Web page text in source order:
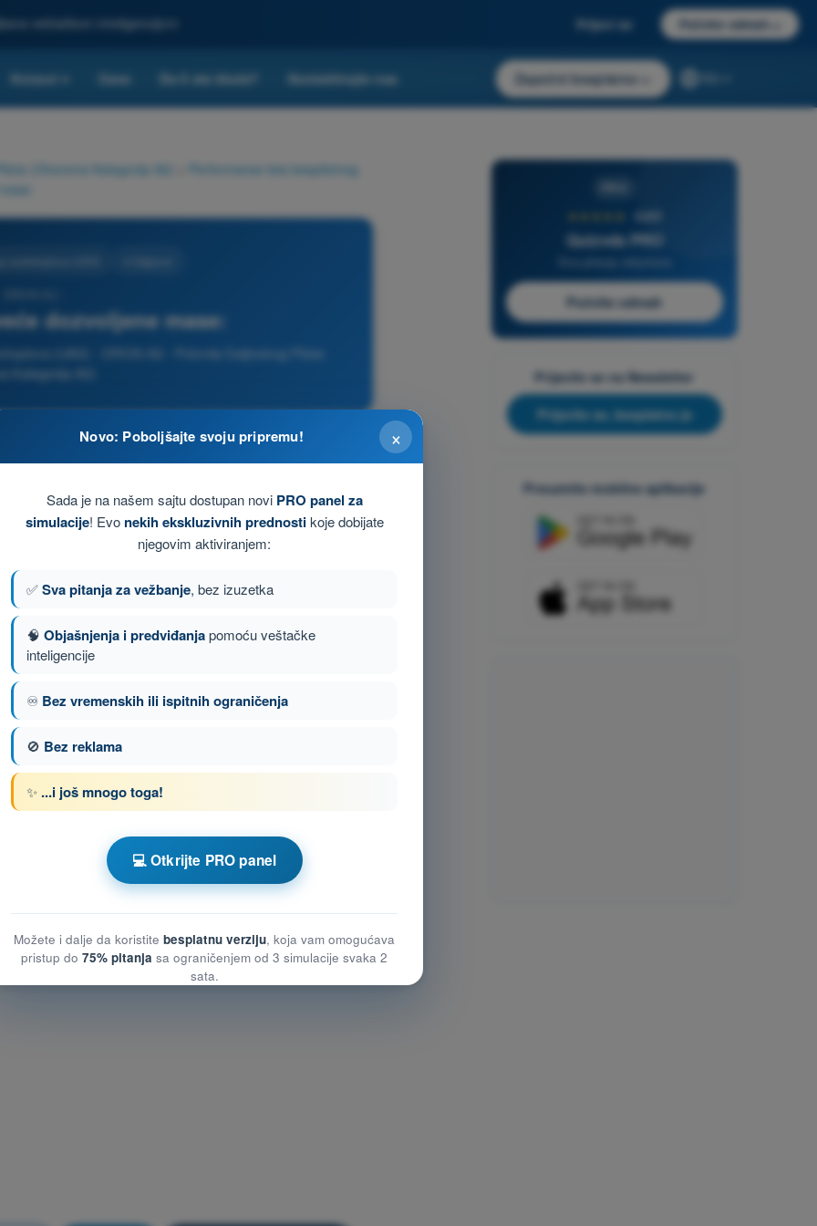
veštačkom inteligencijom Prijavi se Počnite odmah
Kvizovi Cene Da li ste škola? Kontaktirajte nas Započni besplatno
(Otvorena Kategorija A2)
Performanse leta bespilotnog
dozvoljene mase:
(UAS) - DRON A2 - Potvrda Daljinskog Pilota
Kategorija A2)
čvrstoće konstrukcije.
46 od 72
DRON A2 - Potvrda Daljinskog Pilota
vazduhoplova (UAS)
vazduhoplova (UAS)
vazduhoplova (UAS)
4,6/5
Quizvds PRO
Počnite odmah
Prijavite se na Newsletter
Prijavite se, besplatno je
Preuzmite mobilne aplikacije
×
Novo: Poboljšajte svoju pripremu!
Sada je na našem sajtu dostupan novi PRO panel za
simulacije! Evo nekih ekskluzivnih prednostikoje dobijate
njegovim aktiviranjem:
✅Sva pitanja za vežbanje, bez izuzetka
🧠 Objašnjenja i predviđanjapomoću veštačke
inteligencije
♾️ Bez vremenskih ili ispitnih ograničenja
🚫 Bez reklama
✨ ...i još mnogo toga!
💻 Otkrijte PRO panel
Možete i dalje da koristite besplatnu verziju, koja vam omogućava
pristup do 75% pitanja sa ograničenjem od 3 simulacije svaka 2
sata.